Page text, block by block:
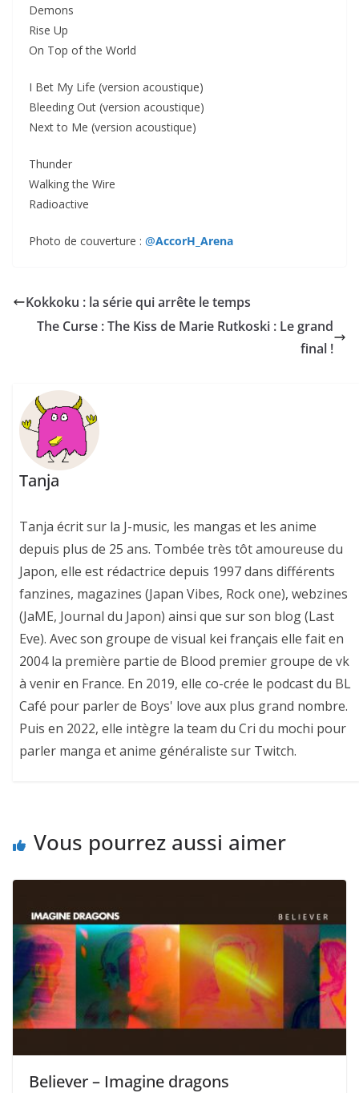
Demons
Rise Up
On Top of the World
I Bet My Life (version acoustique)
Bleeding Out (version acoustique)
Next to Me (version acoustique)
Thunder
Walking the Wire
Radioactive
Photo de couverture : @AccorH_Arena
Kokkoku : la série qui arrête le temps
The Curse : The Kiss de Marie Rutkoski : Le grand
final !
Tanja
Tanja écrit sur la J-music, les mangas et les anime
depuis plus de 25 ans. Tombée très tôt amoureuse du
Japon, elle est rédactrice depuis 1997 dans différents
fanzines, magazines (Japan Vibes, Rock one), webzines
(JaME, Journal du Japon) ainsi que sur son blog (Last
Eve). Avec son groupe de visual kei français elle fait en
2004 la première partie de Blood premier groupe de vk
à venir en France. En 2019, elle co-crée le podcast du BL
Café pour parler de Boys' love aux plus grand nombre.
Puis en 2022, elle intègre la team du Cri du mochi pour
parler manga et anime généraliste sur Twitch.
Vous pourrez aussi aimer
Believer – Imagine dragons